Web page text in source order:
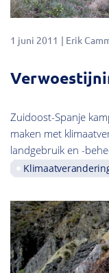
1 juni 2011 Erik
Zuidoost-Spanje
maken met
landgebruik en -